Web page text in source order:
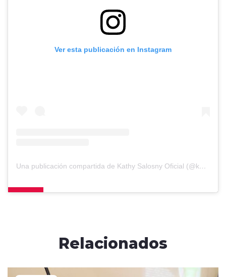
Ver esta publicación en Instagram
Una publicación compartida de Kathy Salosny Oficial (@katysalosny)
Relacionados